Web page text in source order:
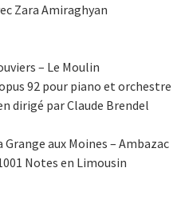
Zara Amiraghyan
– Le Moulin
92 pour piano et orchestre
dirigé par Claude Brendel
Grange aux Moines – Ambazac
Notes en Limousin